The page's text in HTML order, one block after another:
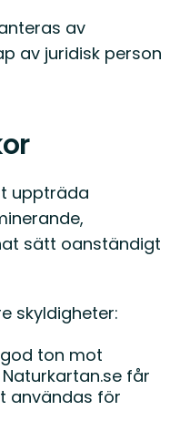
av
av juridisk person
uppträda
sätt oanständigt
skyldigheter:
ton mot
får
användas för